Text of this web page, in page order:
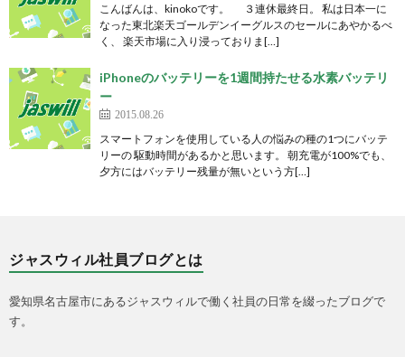
こんばんは、kinokoです。 ３連休最終日。 私は日本一に
なった東北楽天ゴールデンイーグルスのセールにあやかるべ
く、 楽天市場に入り浸っておりま[…]
iPhoneのバッテリーを1週間持たせる水素バッテリ
ー
2015.08.26
スマートフォンを使用している人の悩みの種の1つにバッテ
リーの 駆動時間があるかと思います。 朝充電が100%でも、
夕方にはバッテリー残量が無いという方[…]
ジャスウィル社員ブログとは
愛知県名古屋市にあるジャスウィルで働く社員の日常を綴ったブログで
す。